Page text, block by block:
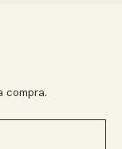
compra.